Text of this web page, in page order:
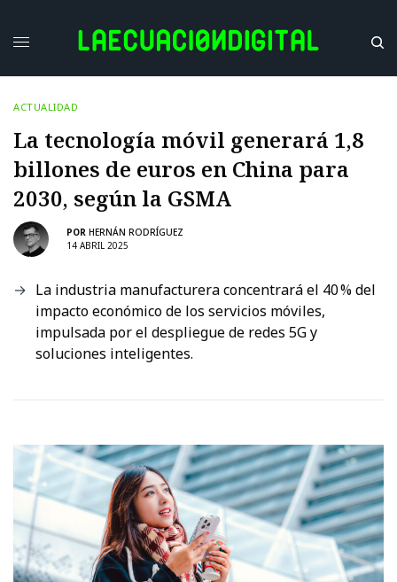
ACTUALIDAD
La tecnología móvil generará 1,8
billones de euros en China para
2030, según la GSMA
POR HERNÁN RODRÍGUEZ
14 ABRIL 2025
La industria manufacturera concentrará el 40 % del
impacto económico de los servicios móviles,
impulsada por el despliegue de redes 5G y
soluciones inteligentes.